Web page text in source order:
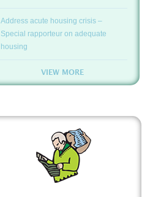
Address acute housing crisis –
Special rapporteur on adequate
housing
VIEW MORE